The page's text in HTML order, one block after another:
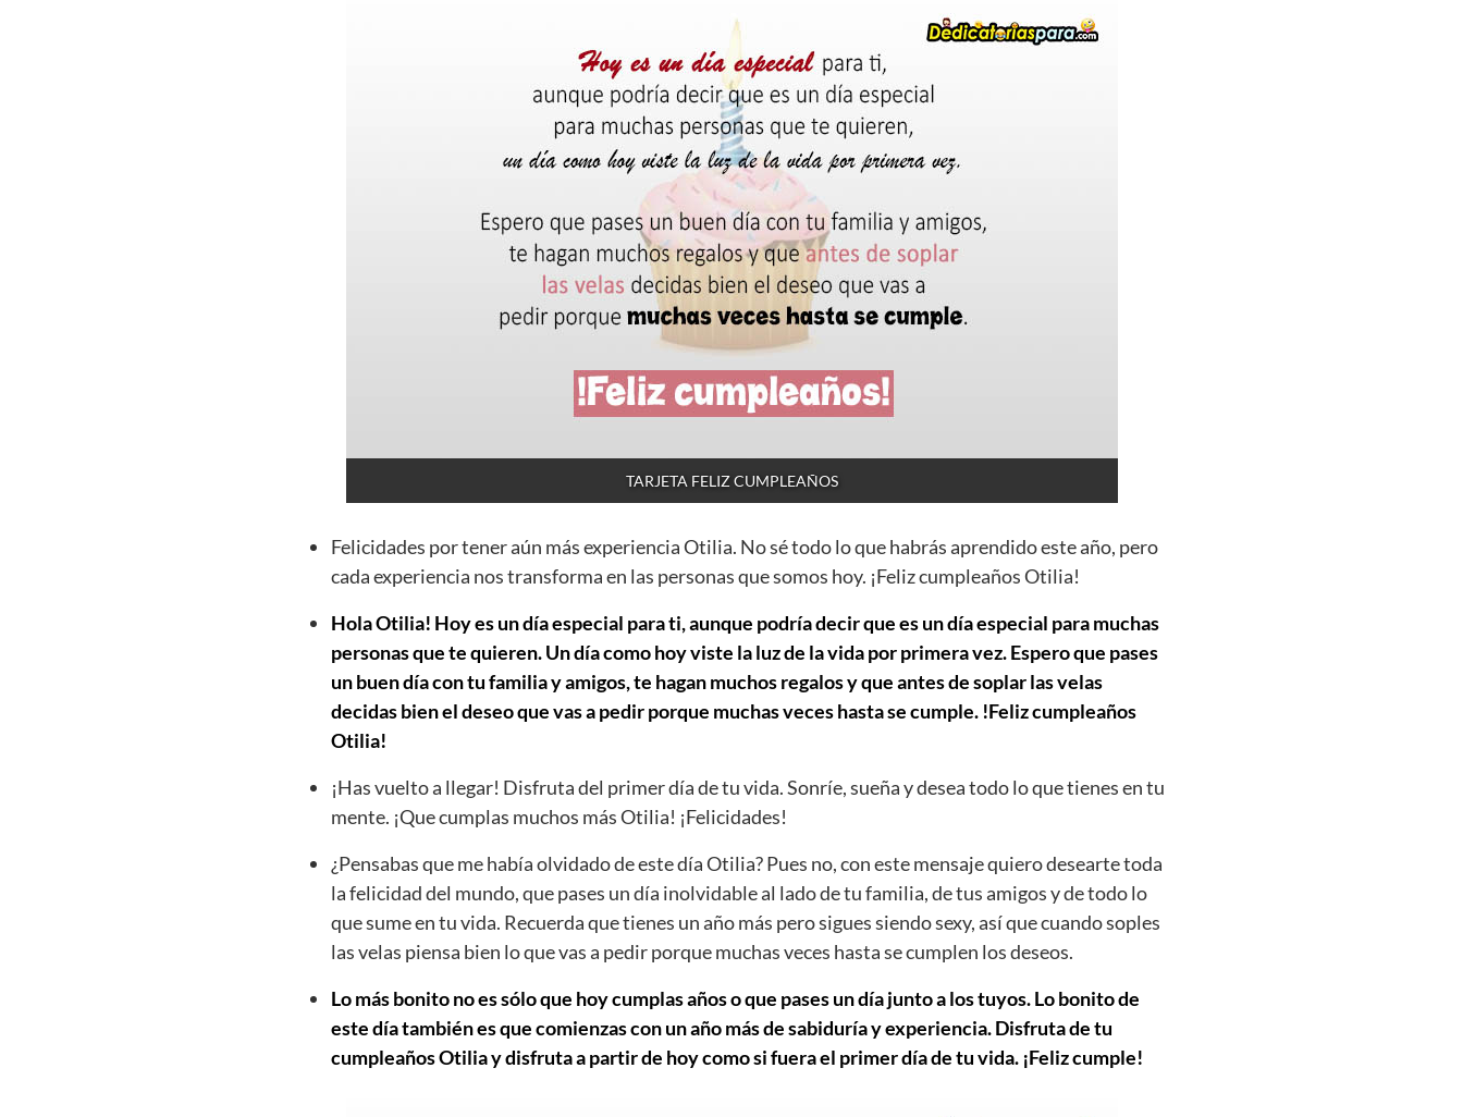
TARJETA FELIZ CUMPLEAÑOS
Felicidades por tener aún más experiencia Otilia. No sé todo lo que habrás aprendido este año, pero
cada experiencia nos transforma en las personas que somos hoy. ¡Feliz cumpleaños Otilia!
Hola Otilia! Hoy es un día especial para ti, aunque podría decir que es un día especial para muchas
personas que te quieren. Un día como hoy viste la luz de la vida por primera vez. Espero que pases
un buen día con tu familia y amigos, te hagan muchos regalos y que antes de soplar las velas
decidas bien el deseo que vas a pedir porque muchas veces hasta se cumple. !Feliz cumpleaños
Otilia!
¡Has vuelto a llegar! Disfruta del primer día de tu vida. Sonríe, sueña y desea todo lo que tienes en tu
mente. ¡Que cumplas muchos más Otilia! ¡Felicidades!
¿Pensabas que me había olvidado de este día Otilia? Pues no, con este mensaje quiero desearte toda
la felicidad del mundo, que pases un día inolvidable al lado de tu familia, de tus amigos y de todo lo
que sume en tu vida. Recuerda que tienes un año más pero sigues siendo sexy, así que cuando soples
las velas piensa bien lo que vas a pedir porque muchas veces hasta se cumplen los deseos.
Lo más bonito no es sólo que hoy cumplas años o que pases un día junto a los tuyos. Lo bonito de
este día también es que comienzas con un año más de sabiduría y experiencia. Disfruta de tu
cumpleaños Otilia y disfruta a partir de hoy como si fuera el primer día de tu vida. ¡Feliz cumple!